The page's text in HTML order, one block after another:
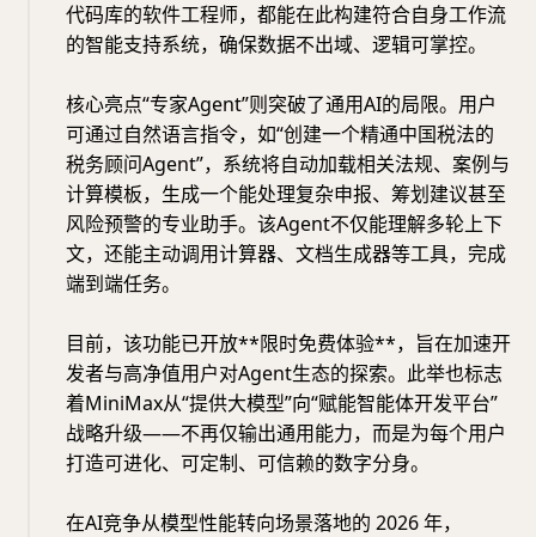
代码库的软件工程师，都能在此构建符合自身工作流
的智能支持系统，确保数据不出域、逻辑可掌控。
核心亮点“专家Agent”则突破了通用AI的局限。用户
可通过自然语言指令，如“创建一个精通中国税法的
税务顾问Agent”，系统将自动加载相关法规、案例与
计算模板，生成一个能处理复杂申报、筹划建议甚至
风险预警的专业助手。该Agent不仅能理解多轮上下
文，还能主动调用计算器、文档生成器等工具，完成
端到端任务。
目前，该功能已开放**限时免费体验**，旨在加速开
发者与高净值用户对Agent生态的探索。此举也标志
着MiniMax从“提供大模型”向“赋能智能体开发平台”
战略升级——不再仅输出通用能力，而是为每个用户
打造可进化、可定制、可信赖的数字分身。
在AI竞争从模型性能转向场景落地的 2026 年，